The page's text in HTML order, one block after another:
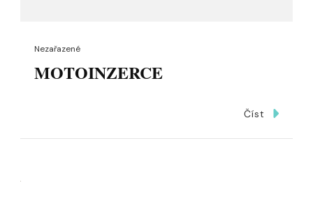
Nezařazené
MOTOINZERCE
Číst